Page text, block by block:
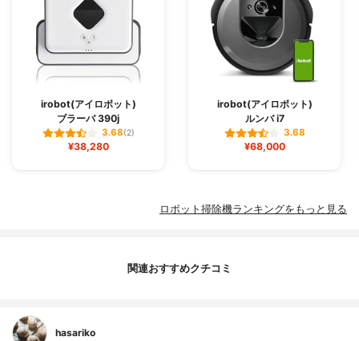
irobot(アイロボット)
ブラーバ 390j
3.68(2)
¥38,280
irobot(アイロボット)
ルンバ i7
3.68
¥68,000
ロボット掃除機ランキングをもっと見る
関連おすすめクチコミ
hasariko